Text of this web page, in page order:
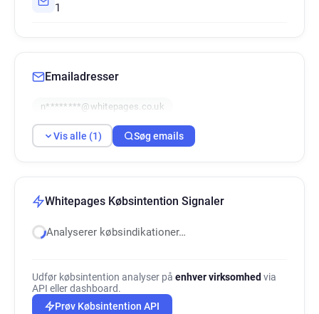
1
Emailadresser
n********@whitepages.co.uk
Vis alle (1) Søg emails
Whitepages Købsintention Signaler
Analyserer købsindikationer…
Udfør købsintention analyser på enhver virksomhed via
API eller dashboard.
Prøv Købsintention API